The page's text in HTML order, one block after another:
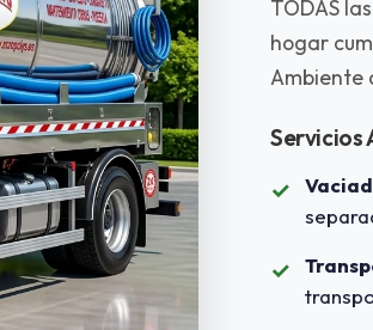
TODAS
hogar
Ambiente
Servicios
✓
✓